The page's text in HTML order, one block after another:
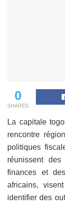
0
SHARES
La capitale
rencontre
politiques
réunissent
finances et
africains,
identifier des